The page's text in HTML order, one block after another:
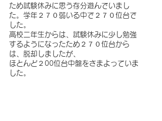
ため試験休みに思う存分遊んでいまし
た。学年２７０弱いる中で２７０位台で
した。
高校二年生からは、試験休みに少し勉強
するようになったため２７０位台から
は、脱却しましたが、
ほとんど２00位台中盤をさまよっていま
した。